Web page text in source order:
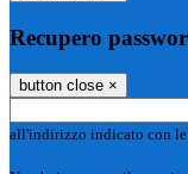
Recupero
button close ×
all'indirizzo indicato con le